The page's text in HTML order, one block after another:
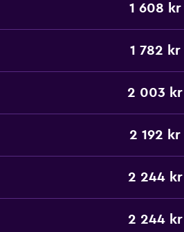
1 608 kr
1 782 kr
2 003 kr
2 192 kr
2 244 kr
2 244 kr